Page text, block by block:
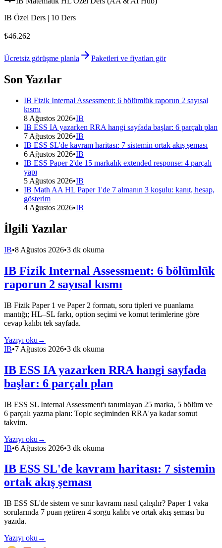
IB Özel Ders | 10 Ders
₺46.262
Ücretsiz görüşme planla Paketleri ve fiyatları gör
Son Yazılar
IB Fizik Internal Assessment: 6 bölümlük raporun 2 sayısal
kısmı
8 Ağustos 2026•IB
IB ESS IA yazarken RRA hangi sayfada başlar: 6 parçalı plan
7 Ağustos 2026•IB
IB ESS SL'de kavram haritası: 7 sistemin ortak akış şeması
6 Ağustos 2026•IB
IB ESS Paper 2'de 15 markalık extended response: 4 parçalı
yapı
5 Ağustos 2026•IB
IB Math AA HL Paper 1'de 7 almanın 3 koşulu: kanıt, hesap,
gösterim
4 Ağustos 2026•IB
İlgili Yazılar
IB•8 Ağustos 2026•3 dk okuma
IB Fizik Internal Assessment: 6 bölümlük
raporun 2 sayısal kısmı
IB Fizik Paper 1 ve Paper 2 formatı, soru tipleri ve puanlama
mantığı; HL–SL farkı, option seçimi ve komut terimlerine göre
cevap kalıbı tek sayfada.
Yazıyı oku →
IB•7 Ağustos 2026•3 dk okuma
IB ESS IA yazarken RRA hangi sayfada
başlar: 6 parçalı plan
IB ESS SL Internal Assessment'ı tanımlayan 25 marka, 5 bölüm ve
6 parçalı yazma planı: Topic seçiminden RRA'ya kadar somut
takvim.
Yazıyı oku →
IB•6 Ağustos 2026•3 dk okuma
IB ESS SL'de kavram haritası: 7 sistemin
ortak akış şeması
IB ESS SL'de sistem ve sınır kavramı nasıl çalışılır? Paper 1 vaka
sorularında 7 puan getiren 4 sorgu kalıbı ve ortak akış şeması bu
yazıda.
Yazıyı oku →